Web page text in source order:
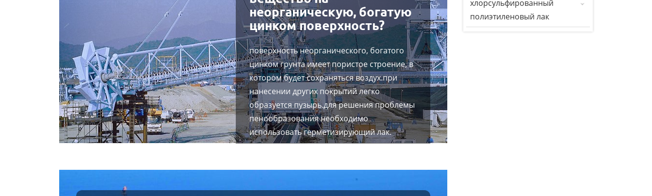
неорганическую, богатую
цинком поверхность?
поверхность неорганического, богатого
цинком грунта имеет пористое строение, в
котором будет сохраняться воздух.при
нанесении других покрытий легко
образуется пузырь.для решения проблемы
пенообразования необходимо
использовать герметизирующий лак.
хлорсульфированный
полиэтиленовый лак